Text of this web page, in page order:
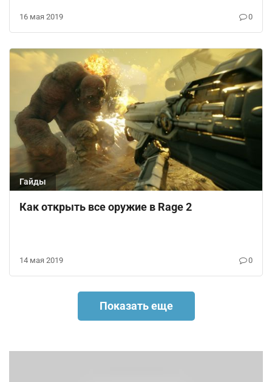
16 мая 2019 0
Гайды
Как открыть все оружие в Rage 2
14 мая 2019 0
Показать еще